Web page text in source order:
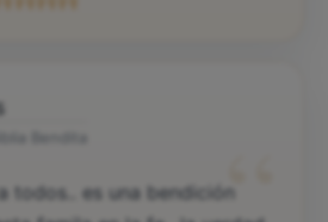
“
todos.. es una bendición